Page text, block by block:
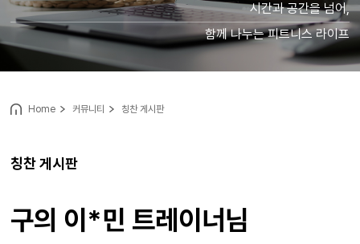
시간과 공간을 넘어,
함께 나누는 피트니스 라이프
칭찬 게시판
Home 커뮤니티 칭찬 게시판
구의 이*민 트레이너님